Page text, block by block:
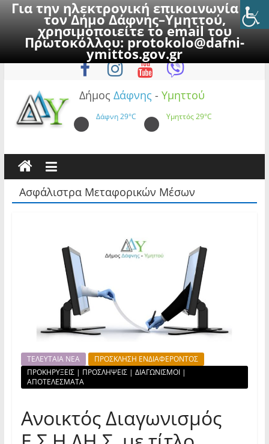
Για την ηλεκτρονική επικοινωνία με
τον Δήμο Δάφνης–Υμηττού,
χρησιμοποιείτε το email του
Πρωτοκόλλου:protokolo@dafni-
ymittos.gov.gr
to
Παρασκευή, 7 Αυγούστου 2026
Δήμος Δάφνης - Υμηττού
Δάφνη29°C Υμηττός29°C
Ασφάλιστρα Μεταφορικών Μέσων
ΤΕΛΕΥΤΑΙΑ ΝΕΑ
ΠΡΟΣΚΛΗΣΗ ΕΝΔΙΑΦΕΡΟΝΤΟΣ
ΠΡΟΚΗΡΥΞΕΙΣ | ΠΡΟΣΛΗΨΕΙΣ | ΔΙΑΓΩΝΙΣΜΟΙ |
ΑΠΟΤΕΛΕΣΜΑΤΑ
Ανοικτός Διαγωνισμός